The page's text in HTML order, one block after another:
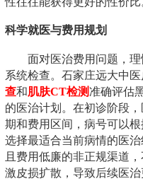
科学就医与费用规划
面对医治费用问题，
系统检查。石家庄远大中
查和肌肤CT检测准确评估
的医治计划。在初诊阶段
期和费用区间，病号可以
选择最适合当前病情的医
且费用低廉的非正规渠道
激皮损扩散，导致后续医